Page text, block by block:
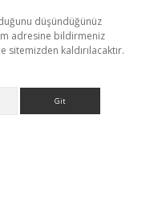
düşündüğünüz
adresine bildirmeniz
kaldırılacaktır.